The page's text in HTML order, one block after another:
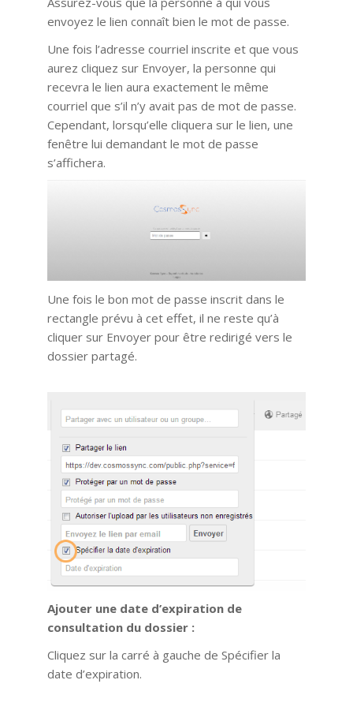
envoyez le lien connaît bien le mot de passe.
Une fois l’adresse courriel inscrite et que vous
aurez cliquez sur Envoyer, la personne qui
recevra le lien aura exactement le même
courriel que s’il n’y avait pas de mot de passe.
Cependant, lorsqu’elle cliquera sur le lien, une
fenêtre lui demandant le mot de passe
s’affichera.
Une fois le bon mot de passe inscrit dans le
rectangle prévu à cet effet, il ne reste qu’à
cliquer sur Envoyer pour être redirigé vers le
dossier partagé.
Ajouter une date d’expiration de
consultation du dossier :
Cliquez sur la carré à gauche de Spécifier la
date d’expiration.